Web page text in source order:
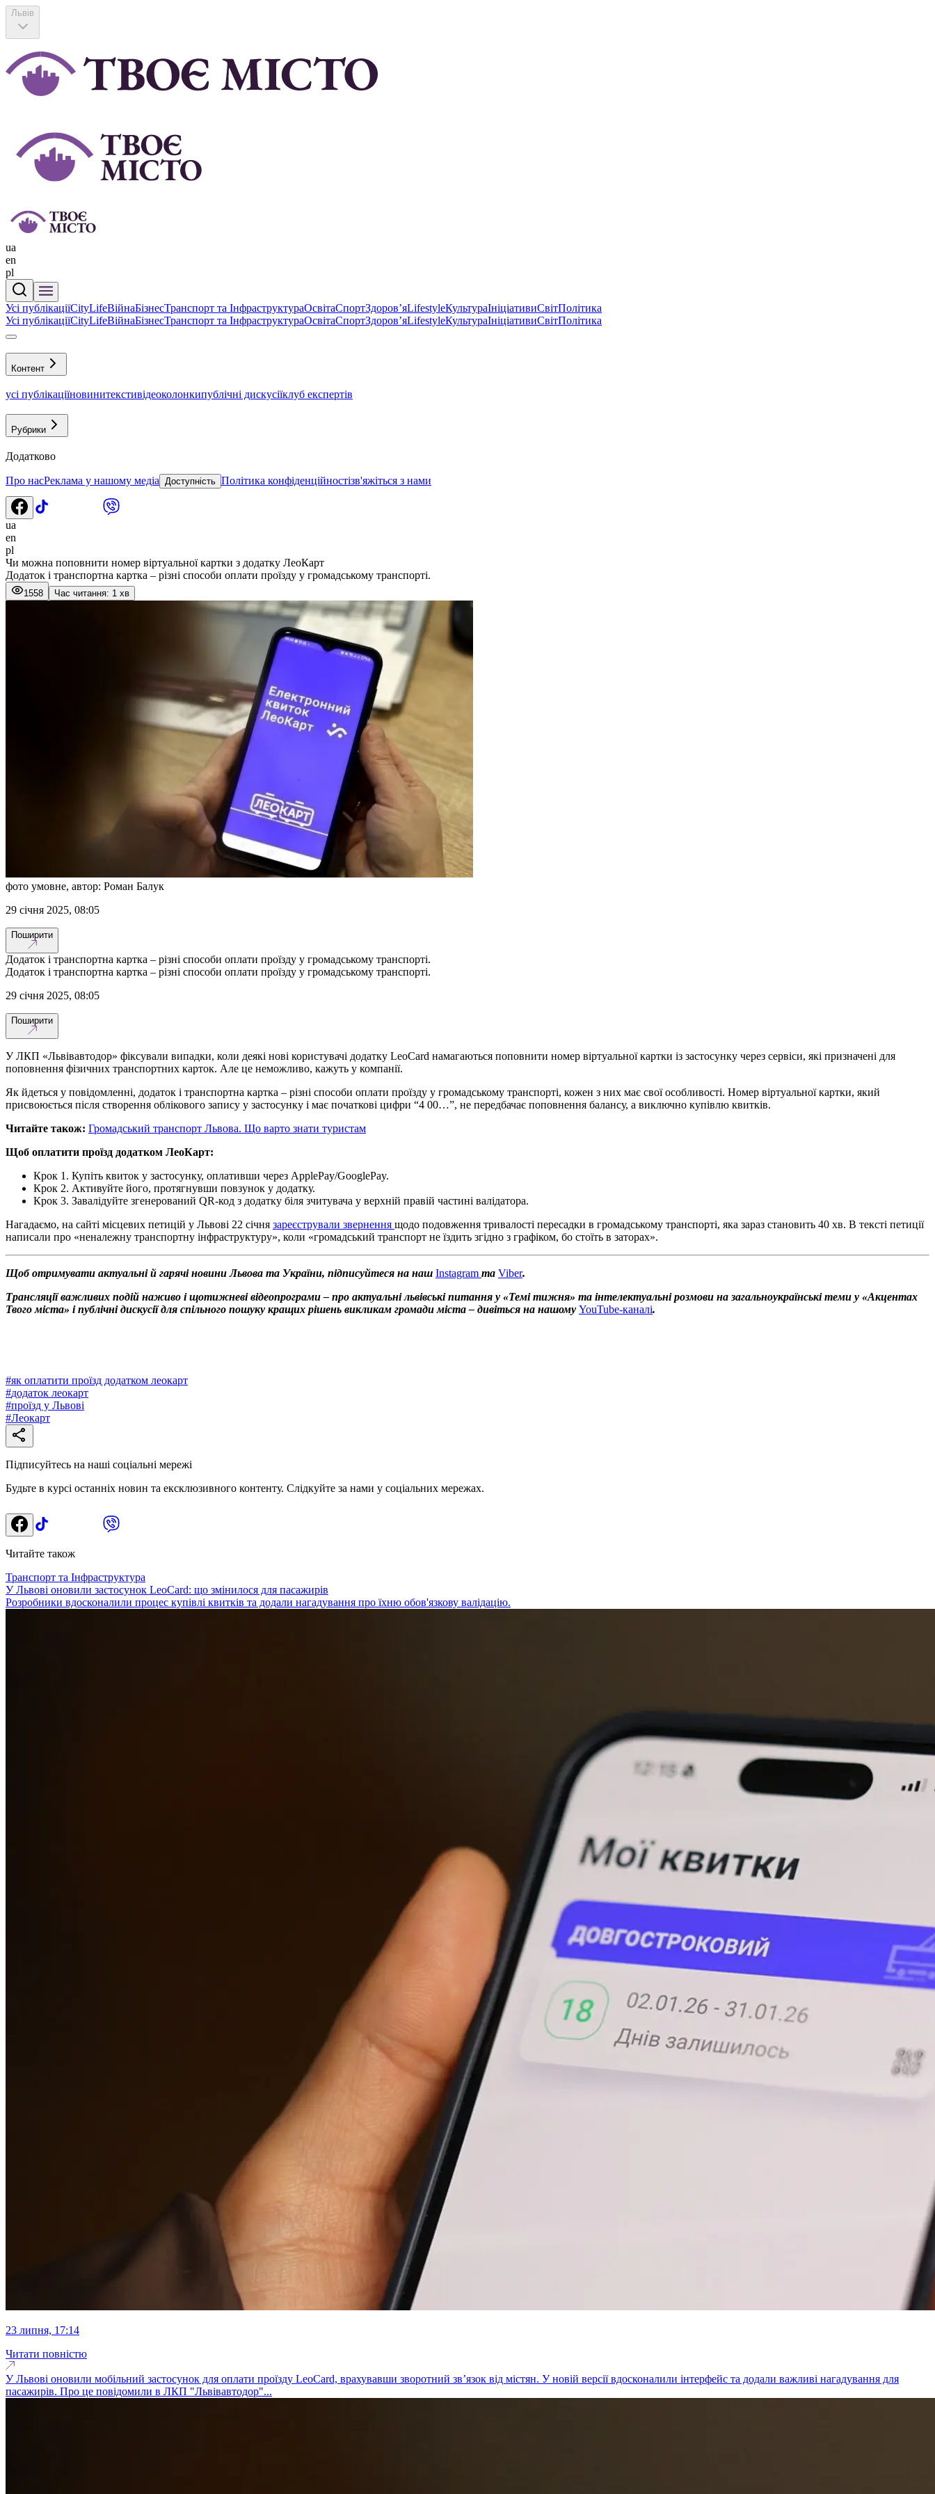
Львів
ua
en
pl
Усі публікаціїCityLifeВійнаБізнесТранспорт та ІнфраструктураОсвітаСпортЗдоровʼяLifestyleКультураІніціативиСвітПолітика
Усі публікаціїCityLifeВійнаБізнесТранспорт та ІнфраструктураОсвітаСпортЗдоровʼяLifestyleКультураІніціативиСвітПолітика
Контент
усі публікаціїновинитекстивідеоколонкипублічні дискусіїклуб експертів
Рубрики
Додатково
Про насРеклама у нашому медіа Доступність Політика конфіденційностізв'яжіться з нами
ua
en
pl
Чи можна поповнити номер віртуальної картки з додатку ЛеоКарт
Додаток і транспортна картка – різні способи оплати проїзду у громадському транспорті.
1558 Час читання: 1 хв
фото умовне, автор: Роман Балук
29 січня 2025, 08:05
Поширити
Додаток і транспортна картка – різні способи оплати проїзду у громадському транспорті.
Додаток і транспортна картка – різні способи оплати проїзду у громадському транспорті.
29 січня 2025, 08:05
Поширити
У ЛКП «Львівавтодор» фіксували випадки, коли деякі нові користувачі додатку LeoCard намагаються поповнити номер віртуальної картки із застосунку через сервіси, які призначені для
поповнення фізичних транспортних карток. Але це неможливо, кажуть у компанії.
Як йдеться у повідомленні, додаток і транспортна картка – різні способи оплати проїзду у громадському транспорті, кожен з них має свої особливості. Номер віртуальної картки, який
присвоюється після створення облікового запису у застосунку і має початкові цифри “4 00…”, не передбачає поповнення балансу, а виключно купівлю квитків.
Читайте також: Громадський транспорт Львова. Що варто знати туристам
Щоб оплатити проїзд додатком ЛеоКарт:
Крок 1. Купіть квиток у застосунку, оплативши через ApplePay/GooglePay.
Крок 2. Активуйте його, протягнувши повзунок у додатку.
Крок 3. Завалідуйте згенерований QR-код з додатку біля зчитувача у верхній правій частині валідатора.
Нагадаємо, на сайті місцевих петицій у Львові 22 січня зареєстрували звернення щодо подовження тривалості пересадки в громадському транспорті, яка зараз становить 40 хв. В тексті петиції
написали про «неналежну транспортну інфраструктуру», коли «громадський транспорт не їздить згідно з графіком, бо стоїть в заторах».
Щоб отримувати актуальні й гарячі новини Львова та України, підписуйтеся на наш Instagram та Viber.
Трансляції важливих подій наживо і щотижневі відеопрограми – про актуальні львівські питання у «Темі тижня» та інтелектуальні розмови на загальноукраїнські теми у «Акцентах
Твого міста» і публічні дискусії для спільного пошуку кращих рішень викликам громади міста – дивіться на нашому YouTube-каналі.
#як оплатити проїзд додатком леокарт
#додаток леокарт
#проїзд у Львові
#Леокарт
Підписуйтесь на наші соціальні мережі
Будьте в курсі останніх новин та ексклюзивного контенту. Слідкуйте за нами у соціальних мережах.
Читайте також
Транспорт та Інфраструктура
У Львові оновили застосунок LeoCard: що змінилося для пасажирів
Розробники вдосконалили процес купівлі квитків та додали нагадування про їхню обов'язкову валідацію.
23 липня, 17:14
Читати повністю
У Львові оновили мобільний застосунок для оплати проїзду LeoCard, врахувавши зворотний зв’язок від містян. У новій версії вдосконалили інтерфейс та додали важливі нагадування для
пасажирів. Про це повідомили в ЛКП "Львівавтодор"...